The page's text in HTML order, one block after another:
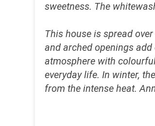
sweetness. The
This house is spread
and arched openings
atmosphere with
everyday life. In winter,
from the intense heat.